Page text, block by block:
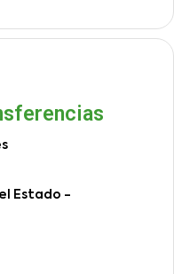
Estado -